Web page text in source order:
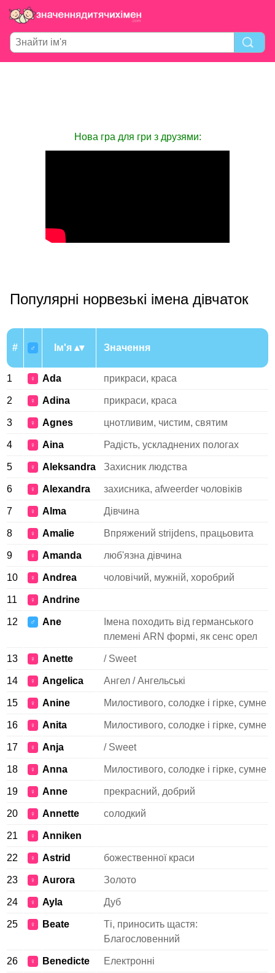
Нова гра для гри з друзями:
Популярні норвезькі імена дівчаток
# ♂ Ім'я Значення
1 ♀ Ada прикраси, краса
2 ♀ Adina прикраси, краса
3 ♀ Agnes цнотливим, чистим, святим
4 ♀ Aina Радість, ускладнених пологах
5 ♀ Aleksandra Захисник людства
6 ♀ Alexandra захисника, afweerder чоловіків
7 ♀ Alma Дівчина
8 ♀ Amalie Впряжений strijdens, працьовита
9 ♀ Amanda люб'язна дівчина
10 ♀ Andrea чоловічий, мужній, хоробрий
11 ♀ Andrine
12 ♂ Ane
Імена походить від германського
племені ARN формі, як сенс орел
13 ♀ Anette / Sweet
14 ♀ Angelica Ангел / Ангельські
15 ♀ Anine Милостивого, солодке і гірке, сумне
16 ♀ Anita Милостивого, солодке і гірке, сумне
17 ♀ Anja / Sweet
18 ♀ Anna Милостивого, солодке і гірке, сумне
19 ♀ Anne прекрасний, добрий
20 ♀ Annette солодкий
21 ♀ Anniken
22 ♀ Astrid божественної краси
23 ♀ Aurora Золото
24 ♀ Ayla Дуб
25 ♀ Beate
Ті, приносить щастя:
Благословенний
26 ♀ Benedicte Електронні